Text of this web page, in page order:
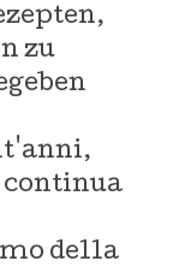
zu
continua
della